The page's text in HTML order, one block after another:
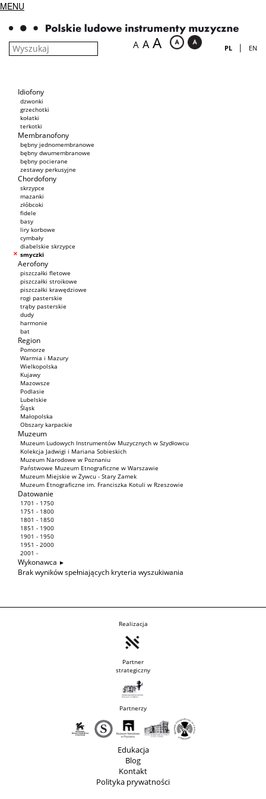
MENU
A A A PL | EN
Idiofony
dzwonki
grzechotki
kołatki
terkotki
Membranofony
bębny jednomembranowe
bębny dwumembranowe
bębny pocierane
zestawy perkusyjne
Chordofony
skrzypce
mazanki
złóbcoki
fidele
basy
liry korbowe
cymbały
diabelskie skrzypce
smyczki
Aerofony
piszczałki fletowe
piszczałki stroikowe
piszczałki krawędziowe
rogi pasterskie
trąby pasterskie
dudy
harmonie
bat
Region
Pomorze
Warmia i Mazury
Wielkopolska
Kujawy
Mazowsze
Podlasie
Lubelskie
Śląsk
Małopolska
Obszary karpackie
Muzeum
Muzeum Ludowych Instrumentów Muzycznych w Szydłowcu
Kolekcja Jadwigi i Mariana Sobieskich
Muzeum Narodowe w Poznaniu
Państwowe Muzeum Etnograficzne w Warszawie
Muzeum Miejskie w Żywcu - Stary Zamek
Muzeum Etnograficzne im. Franciszka Kotuli w Rzeszowie
Datowanie
1701 - 1750
1751 - 1800
1801 - 1850
1851 - 1900
1901 - 1950
1951 - 2000
2001 -
Wykonawca
Brak wyników spełniających kryteria wyszukiwania
Realizacja
Partner
strategiczny
Partnerzy
Edukacja
Blog
Kontakt
Polityka prywatności